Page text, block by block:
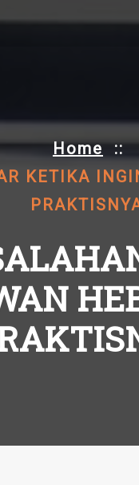
Home::
KETIKA